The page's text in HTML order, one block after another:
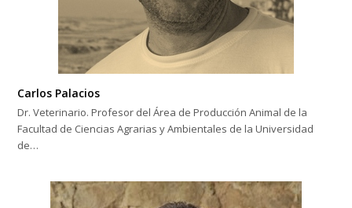
Carlos Palacios
Dr. Veterinario. Profesor del Área de Producción Animal de la
Facultad de Ciencias Agrarias y Ambientales de la Universidad
de…